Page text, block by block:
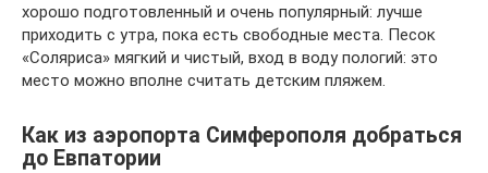
хорошо подготовленный и очень популярный: лучше
приходить с утра, пока есть свободные места. Песок
«Соляриса» мягкий и чистый, вход в воду пологий: это
место можно вполне считать детским пляжем.
Как из аэропорта Симферополя добраться
до Евпатории